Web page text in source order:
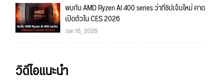
พบกับ AMD Ryzen AI 400 series ว่าที่ชิปเจ็นใหม่ คาด
เปิดตัวใน CES 2026
Jan 16, 2026
วิดีโอแนะนำ